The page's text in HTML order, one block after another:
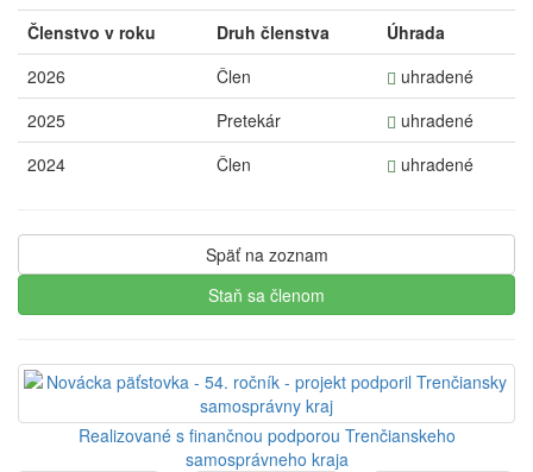
Členstvo v roku
Druh členstva
Úhrada
2026
Člen
uhradené
2025
Pretekár
uhradené
2024
Člen uhradené
Späť na zoznam
Staň sa členom
Realizované s finančnou podporou Trenčianskeho
samosprávneho kraja